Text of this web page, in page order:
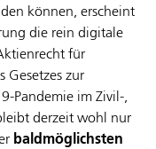
können, erscheint
die rein digitale
für
Gesetzes zur
im Zivil‑,
derzeit wohl nur
baldmöglichsten